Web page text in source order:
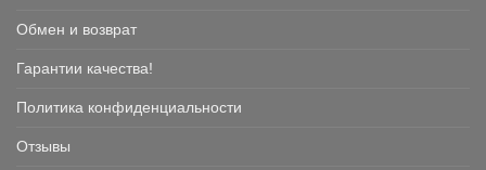
Обмен и возврат
Гарантии качества!
Политика конфиденциальности
Отзывы